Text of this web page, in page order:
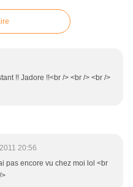
!! Jadore !!<br /> <br /> <br />
20:56
pas encore vu chez moi lol <br
>